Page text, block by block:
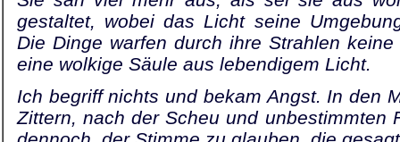
gestaltet, wobei das Licht seine
Die Dinge warfen durch ihre Strahlen
eine wolkige Säule aus lebendigem Licht.
Ich begriff nichts und bekam Angst. In den
Zittern, nach der Scheu und unbestimmten